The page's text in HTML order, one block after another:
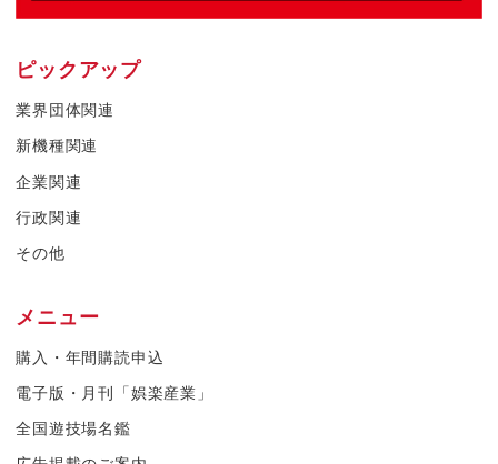
ピックアップ
業界団体関連
新機種関連
企業関連
行政関連
その他
メニュー
購入・年間購読申込
電子版・月刊「娯楽産業」
全国遊技場名鑑